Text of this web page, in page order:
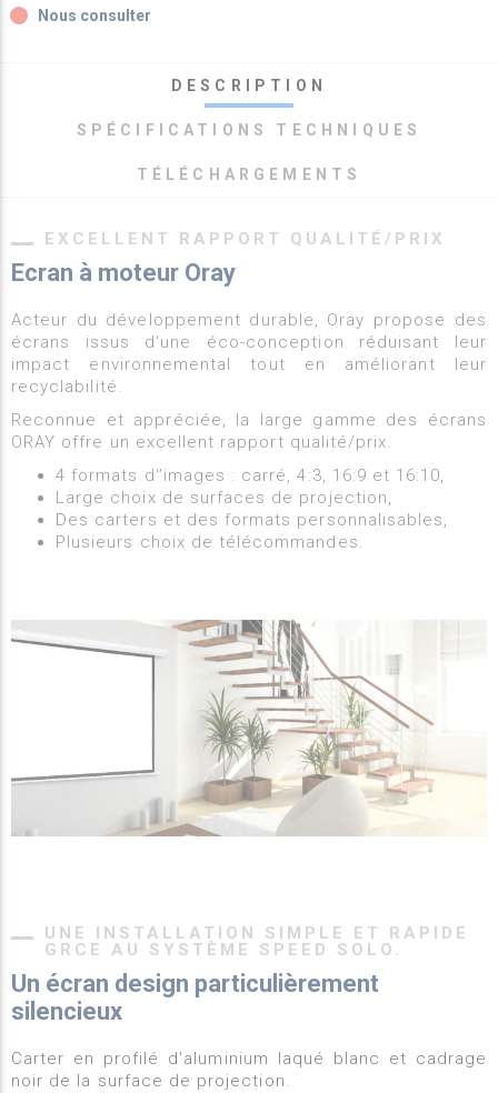
fiber_manual_record Nous consulter
DESCRIPTION
SPÉCIFICATIONS TECHNIQUES
TÉLÉCHARGEMENTS
EXCELLENT RAPPORT QUALITÉ/PRIX
Ecran à moteur Oray
Acteur du développement durable, Oray propose des
écrans issus d‘une éco-conception réduisant leur
impact environnemental tout en améliorant leur
recyclabilité.
Reconnue et appréciée, la large gamme des écrans
ORAY offre un excellent rapport qualité/prix.
4 formats d‘’images : carré, 4:3, 16:9 et 16:10,
Large choix de surfaces de projection,
Des carters et des formats personnalisables,
Plusieurs choix de télécommandes.
UNE INSTALLATION SIMPLE ET RAPIDE
GRCE AU SYSTÈME SPEED SOLO.
Un écran design particulièrement
silencieux
Carter en profilé d'aluminium laqué blanc et cadrage
noir de la surface de projection.